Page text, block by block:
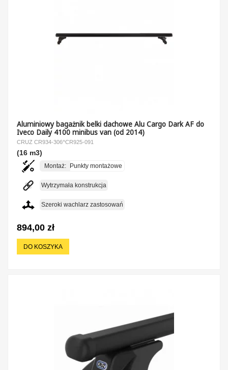
Aluminiowy bagażnik belki dachowe Alu Cargo Dark AF do
Iveco Daily 4100 minibus van (od 2014)
CRUZ CR934-306^CR925-091
(16 m3)
Montaż: Punkty montażowe
Wytrzymała konstrukcja
Szeroki wachlarz zastosowań
894,00 zł
DO KOSZYKA